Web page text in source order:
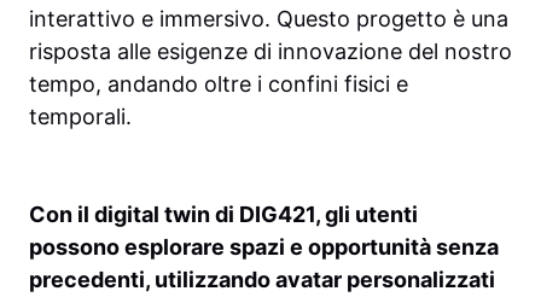
interattivo e immersivo. Questo progetto è una
risposta alle esigenze di innovazione del nostro
tempo, andando oltre i confini fisici e
temporali.
Con il digital twin di DIG421, gli utenti
possono esplorare spazi e opportunità senza
precedenti, utilizzando avatar personalizzati